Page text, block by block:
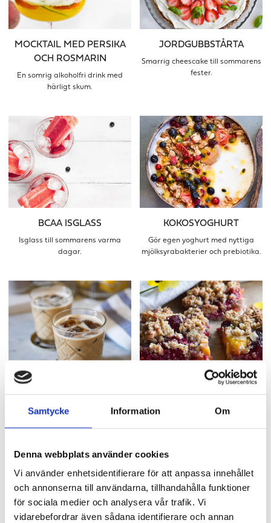
Samtycke Information Om
Denna webbplats använder cookies
Vi använder enhetsidentifierare för att anpassa innehållet
och annonserna till användarna, tillhandahålla funktioner
för sociala medier och analysera vår trafik. Vi
vidarebefordrar även sådana identifierare och annan
MOCKTAIL MED PERSIKA
OCH ROSMARIN
En somrig alkoholfri drink med
härligt skum.
JORDGUBBSTÅRTA
Smarrig cheescake till sommarens
fester.
BCAA ISGLASS
Isglass till sommarens varma
dagar.
KOKOSYOGHURT
Gör egen yoghurt med nyttiga
mjölksyrabakterier och prebiotika.
KNÄCKIG HALLONPAJ